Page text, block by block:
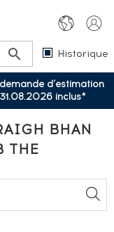
Historique
d’estimation
inclus*
BHAN
THE